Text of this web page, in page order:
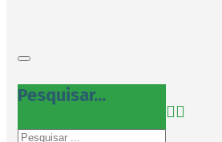
Pesquisar...
Pesquisar